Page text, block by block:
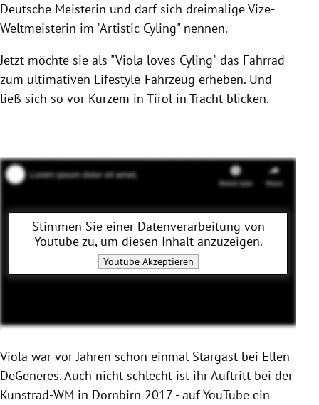
Deutsche Meisterin und darf sich dreimalige Vize-
Weltmeisterin im "Artistic Cyling" nennen.
Jetzt möchte sie als "Viola loves Cyling" das Fahrrad
zum ultimativen Lifestyle-Fahrzeug erheben. Und
ließ sich so vor Kurzem in Tirol in Tracht blicken.
Stimmen Sie einer Datenverarbeitung von
Youtubezu, um diesen Inhalt anzuzeigen.
YoutubeAkzeptieren
Viola war vor Jahren schon einmal Stargast bei Ellen
DeGeneres. Auch nicht schlecht ist ihr Auftritt bei der
Kunstrad-WM in Dornbirn 2017 - auf YouTube ein